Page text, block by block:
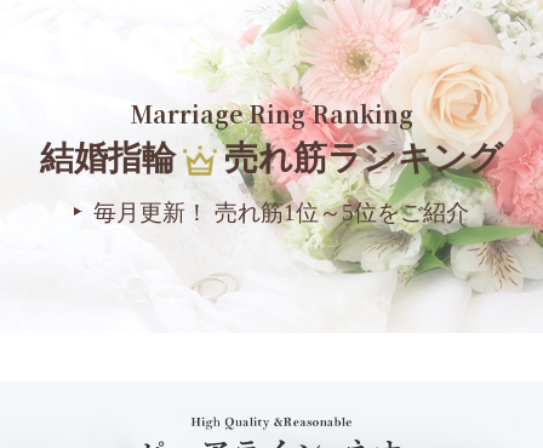
Marriage Ring Ranking
結婚指輪 売れ筋ランキング
毎月更新！ 売れ筋1位～5位をご紹介